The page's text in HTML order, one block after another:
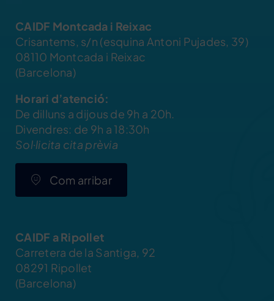
CAIDF Montcada i Reixac
Crisantems, s/n (esquina Antoni Pujades, 39)
08110 Montcada i Reixac
(Barcelona)
Horari d’atenció:
De dilluns a dijous de 9h a 20h.
Divendres: de 9h a 18:30h
Sol·licita cita prèvia
Com arribar
CAIDF a Ripollet
Carretera de la Santiga, 92
08291 Ripollet
(Barcelona)